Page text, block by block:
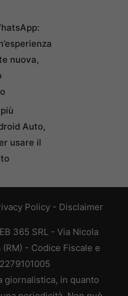
nuova,
Auto,
usare il
Policy - Disclaimer
365 SRL - Via Nicola
(RM) - Codice Fiscale e
giornalistica, in quanto